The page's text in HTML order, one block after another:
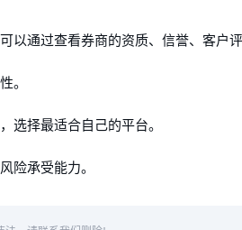
通过查看券商的资质、信誉、客户评
。
选择最适合自己的平台。
险承受能力。